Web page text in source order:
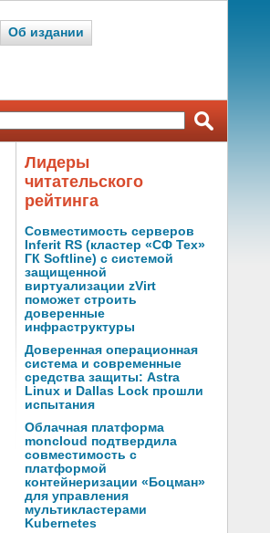
Об издании
Лидеры
читательского
рейтинга
Совместимость серверов
Inferit RS (кластер «СФ Тех»
ГК Softline) с системой
защищенной
виртуализации zVirt
поможет строить
доверенные
инфраструктуры
Доверенная операционная
система и современные
средства защиты: Astra
Linux и Dallas Lock прошли
испытания
Облачная платформа
moncloud подтвердила
совместимость с
платформой
контейнеризации «Боцман»
для управления
мультикластерами
Kubernetes